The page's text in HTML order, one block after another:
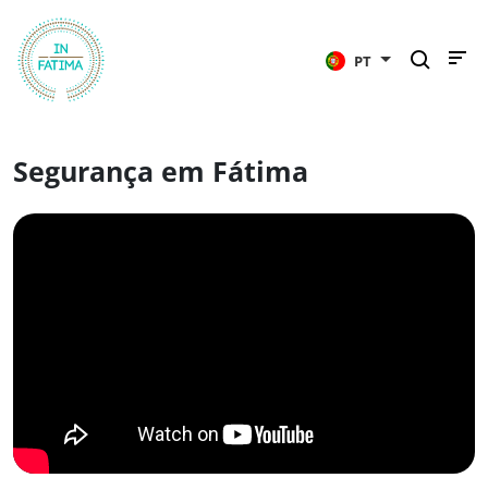
PT
Segurança em Fátima